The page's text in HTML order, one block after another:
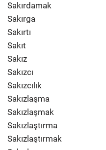
Sakırdamak
Sakırga
Sakırtı
Sakıt
Sakız
Sakızcı
Sakızcılık
Sakızlaşma
Sakızlaşmak
Sakızlaştırma
Sakızlaştırmak